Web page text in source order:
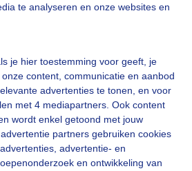
te analyseren en onze websites en
je hier toestemming voor geeft, je
content, communicatie en aanbod
advertenties te tonen, en voor
met 4 mediapartners. Ook content
wordt enkel getoond met jouw
partners gebruiken cookies
advertentie- en
en ontwikkeling van
moment geduld aub...